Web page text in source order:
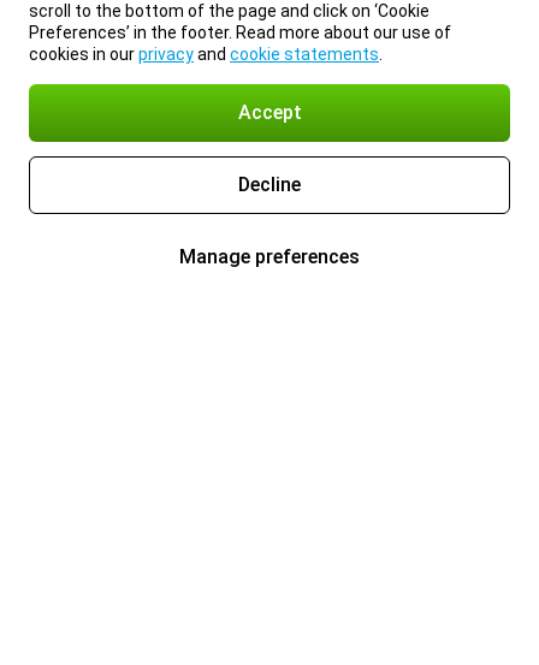
scroll to the bottom of the page and click on ‘Cookie
Preferences’ in the footer. Read more about our use of
cookies in ourprivacyand cookie statements
Accept
Decline
Manage preferences